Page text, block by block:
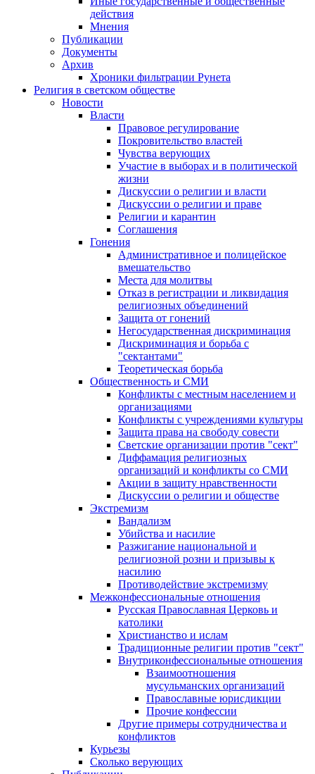
действия
Мнения
Публикации
Документы
Архив
Хроники фильтрации Рунета
Религия в светском обществе
Новости
Власти
Правовое регулирование
Покровительство властей
Чувства верующих
Участие в выборах и в политической
жизни
Дискуссии о религии и власти
Дискуссии о религии и праве
Религии и карантин
Соглашения
Гонения
Административное и полицейское
вмешательство
Места для молитвы
Отказ в регистрации и ликвидация
религиозных объединений
Защита от гонений
Негосударственная дискриминация
Дискриминация и борьба с
"сектантами"
Теоретическая борьба
Общественность и СМИ
Конфликты с местным населением и
организациями
Конфликты с учреждениями культуры
Защита права на свободу совести
Светские организации против "сект"
Диффамация религиозных
организаций и конфликты со СМИ
Акции в защиту нравственности
Дискуссии о религии и обществе
Экстремизм
Вандализм
Убийства и насилие
Разжигание национальной и
религиозной розни и призывы к
насилию
Противодействие экстремизму
Межконфессиональные отношения
Русская Православная Церковь и
католики
Христианство и ислам
Традиционные религии против "сект"
Внутриконфессиональные отношения
Взаимоотношения
мусульманских организаций
Православные юрисдикции
Прочие конфессии
Другие примеры сотрудничества и
конфликтов
Курьезы
Сколько верующих